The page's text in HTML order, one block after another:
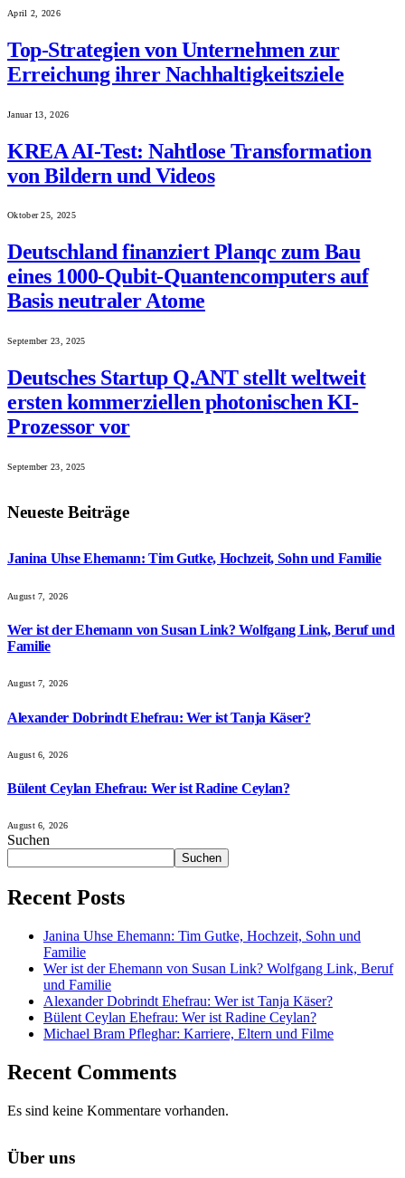
April 2, 2026
Top-Strategien von Unternehmen zur
Erreichung ihrer Nachhaltigkeitsziele
Januar 13, 2026
KREA AI-Test: Nahtlose Transformation
von Bildern und Videos
Oktober 25, 2025
Deutschland finanziert Planqc zum Bau
eines 1000-Qubit-Quantencomputers auf
Basis neutraler Atome
September 23, 2025
Deutsches Startup Q.ANT stellt weltweit
ersten kommerziellen photonischen KI-
Prozessor vor
September 23, 2025
Neueste Beiträge
Janina Uhse Ehemann: Tim Gutke, Hochzeit, Sohn und Familie
August 7, 2026
Wer ist der Ehemann von Susan Link? Wolfgang Link, Beruf und
Familie
August 7, 2026
Alexander Dobrindt Ehefrau: Wer ist Tanja Käser?
August 6, 2026
Bülent Ceylan Ehefrau: Wer ist Radine Ceylan?
August 6, 2026
Suchen
Suchen
Recent Posts
Janina Uhse Ehemann: Tim Gutke, Hochzeit, Sohn und
Familie
Wer ist der Ehemann von Susan Link? Wolfgang Link, Beruf
und Familie
Alexander Dobrindt Ehefrau: Wer ist Tanja Käser?
Bülent Ceylan Ehefrau: Wer ist Radine Ceylan?
Michael Bram Pfleghar: Karriere, Eltern und Filme
Recent Comments
Es sind keine Kommentare vorhanden.
Über uns